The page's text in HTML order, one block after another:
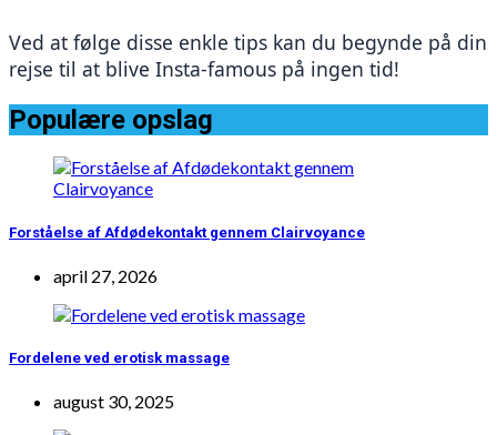
Ved at følge disse enkle tips kan du begynde på din
rejse til at blive Insta-famous på ingen tid!
Populære opslag
Forståelse af Afdødekontakt gennem Clairvoyance
april 27, 2026
Fordelene ved erotisk massage
august 30, 2025